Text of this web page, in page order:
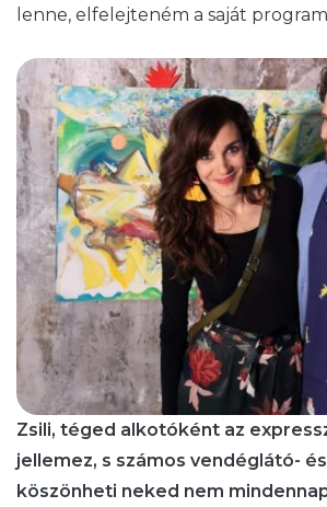
lenne, elfelejteném a saját
Zsili, téged alkotóként az
jellemez, s számos vendéglátó-
köszönheti neked nem